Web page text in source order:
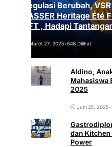
Regulasi Berubah,
VASSER Heritage Été
NFT , Hadapi
Maret 27, 2025•648 Dilihat
Aldino,
Mahasiswa
2025
Juni 25, 2025•
dan Kitchen
Power